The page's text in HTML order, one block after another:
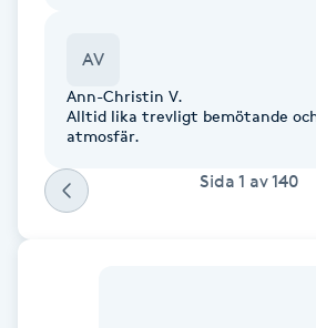
Frekvensterapi
Friskvård
AV
Ann-Christin V.
Alltid lika trevligt bemötande
atmosfär.
Sida 1 av140